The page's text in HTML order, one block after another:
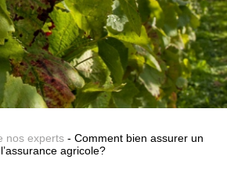
nos experts - Comment bien assurer un
agricole?